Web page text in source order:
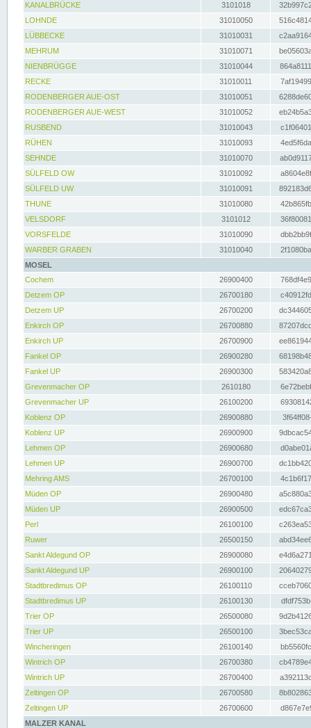
KANALBRÜCKE
3101018
LOHNDE
31010050
LÜBBECKE
31010031
MEHRUM
31010071
NIENBRÜGGE
31010044
RECKE
31010011
RODENBERGER AUE-OST
31010051
RODENBERGER AUE-WEST
31010052
RUSBEND
31010043
RÜHEN
31010093
SEHNDE
31010070
SÜLFELD OW
31010092
SÜLFELD UW
31010091
THUNE
31010080
VELSDORF
3101012
VORSFELDE
31010090
WARBER GRABEN
31010040
MOSEL
Cochem
26900400
Detzem OP
26700180
Detzem UP
26700200
Enkirch OP
26700880
Enkirch UP
26700900
Fankel OP
26900280
Fankel UP
26900300
Grevenmacher OP
2610180
Grevenmacher UP
26100200
Koblenz OP
26900880
Koblenz UP
26900900
Lehmen OP
26900680
Lehmen UP
26900700
Mehring AMS
26700100
Müden OP
26900480
Müden UP
26900500
Perl
26100100
Ruwer
26500150
Sankt Aldegund OP
26900080
Sankt Aldegund UP
26900100
Stadtbredimus OP
26100110
Stadtbredimus UP
26100130
Trier OP
26500080
Trier UP
26500100
Wincheringen
26100140
Wintrich OP
26700380
Wintrich UP
26700400
Zeltingen OP
26700580
Zeltingen UP
26700600
MALZER KANAL